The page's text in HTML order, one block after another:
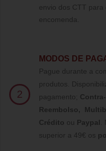
envio dos CTT para
encomenda.
2
MODOS DE
Pague durante a
produtos.
pagamento; Contra-
Reembolso,
Crédito ou Paypal
superior a 49€ os